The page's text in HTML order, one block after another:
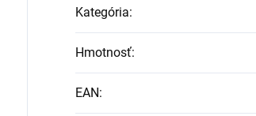
Kategória:
Hmotnosť:
EAN: